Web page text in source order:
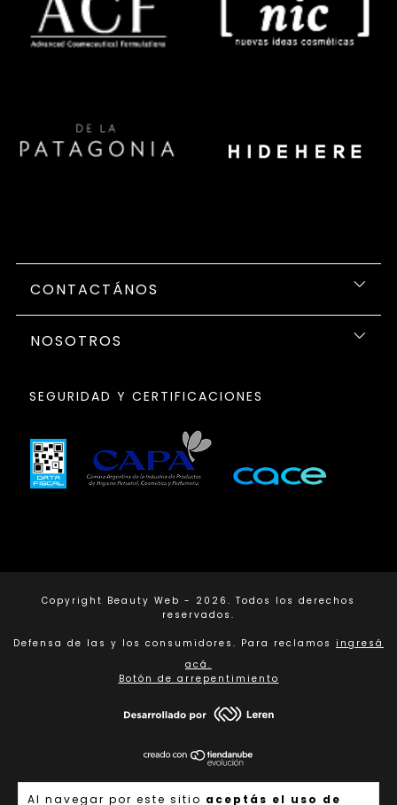
Al navegar por este sitio aceptás el uso de
CONTACTÁNOS
NOSOTROS
SEGURIDAD Y CERTIFICACIONES
Copyright Beauty Web - 2026. Todos los derechos
reservados.
Defensa de las y los consumidores. Para reclamos ingresá
acá.
Botón de arrepentimiento